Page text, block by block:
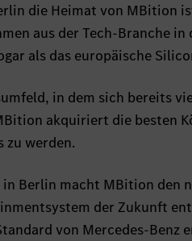
die Heimat von MBition
aus der Tech-Branche
als das europäische
in dem sich bereits
akquiriert die besten
zu werden.
Berlin macht MBition den
der Zukunft
von Mercedes-